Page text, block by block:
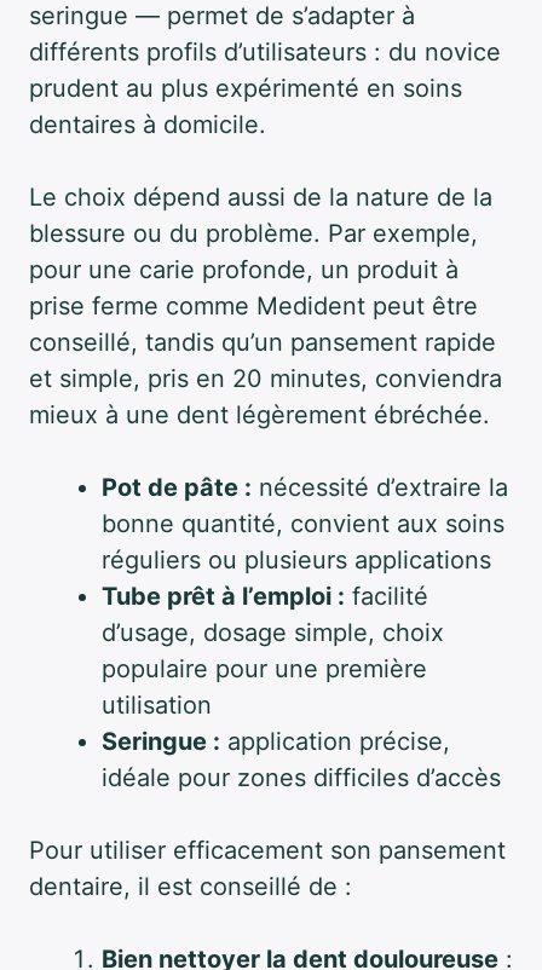
seringue — permet de s’adapter à
différents profils d’utilisateurs : du novice
prudent au plus expérimenté en soins
dentaires à domicile.
Le choix dépend aussi de la nature de la
blessure ou du problème. Par exemple,
pour une carie profonde, un produit à
prise ferme comme Medident peut être
conseillé, tandis qu’un pansement rapide
et simple, pris en 20 minutes, conviendra
mieux à une dent légèrement ébréchée.
Pot de pâte : nécessité d’extraire la
bonne quantité, convient aux soins
réguliers ou plusieurs applications
Tube prêt à l’emploi : facilité
d’usage, dosage simple, choix
populaire pour une première
utilisation
Seringue : application précise,
idéale pour zones difficiles d’accès
Pour utiliser efficacement son pansement
dentaire, il est conseillé de :
Bien nettoyer la dent douloureuse :